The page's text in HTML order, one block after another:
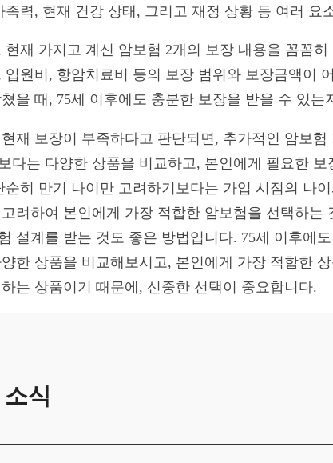
족력, 현재 건강 상태, 그리고 재정 상황 등 여러 요
현재 가지고 계신 암보험 2개의 보장 내용을 꼼꼼
입원비, 항암치료비 등의 보장 범위와 보장금액이
을 때, 75세 이후에도 충분한 보장을 받을 수 있는
재 보장이 부족하다고 판단되면, 추가적인 암보
다는 다양한 상품을 비교하고, 본인에게 필요한
순히 만기 나이만 고려하기보다는 가입 시점의 나
려하여 본인에게 가장 적합한 암보험을 선택하
설계를 받는 것도 좋은 방법입니다. 75세 이후에
한 상품을 비교해보시고, 본인에게 가장 적합한
는 상품이기 때문에, 신중한 선택이 중요합니다.
식